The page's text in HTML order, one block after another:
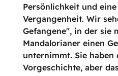
Persönlichkeit und
Vergangenheit. Wir
Gefangene", in der sie
Mandalorianer einen
unternimmt. Sie haben
Vorgeschichte, aber